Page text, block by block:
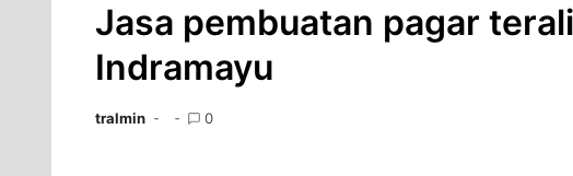
Jasa pembuatan pagar
Indramayu
tralmin 0